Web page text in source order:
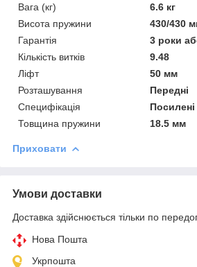
Вага (кг)
6.6 кг
Висота пружини
430/430
Гарантія
3 роки
Кількість витків
9.48
Ліфт
50 мм
Розташування
Передні
Специфікація
Посилені
Товщина пружини
18.5 мм
Приховати
Умови доставки
Доставка здійснюється тільки по
Нова Пошта
Укрпошта